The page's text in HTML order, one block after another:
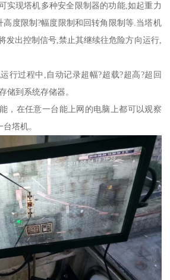
实现塔机多种安全限制器的功能,如起重力
高度限制?幅度限制和回转角限制等.当塔机
发出控制信号,禁止其继续往危险方向运行,
行过程中,自动记录超幅?超载?超高?超回
储到系统存储器。
，在任意一台能上网的电脑上都可以观察
塔机。